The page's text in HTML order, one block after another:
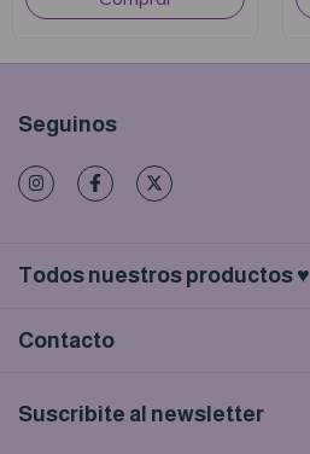
Seguinos
Todos nuestros productos ♥
Contacto
Suscribite al newsletter